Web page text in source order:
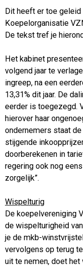
Dit heeft er toe
Koepelorganisatie
De tekst tref je
Het kabinet
volgend jaar te
ingreep, na een
13,31% dit jaar. De
eerder is toegezegd.
hierover haar
ondernemers staat
stijgende
doorberekenen in
regering ook nog
zorgelijk”.
Wispelturig
De koepelvereniging
de wispelturigheid
je de mkb-
vervolgens op terug
uit te nemen, doet